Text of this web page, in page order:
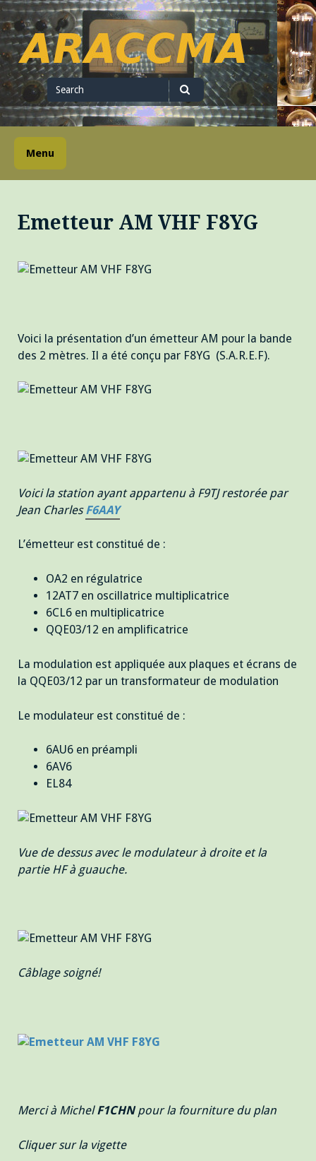
Skip
to
content
ARACCMA
Search
for
Search
Menu
Emetteur AM VHF F8YG
Voici la présentation d’un émetteur AM pour la bande
des 2 mètres. Il a été conçu par F8YG (S.A.R.E.F).
Voici la station ayant appartenu à F9TJ restorée par
Jean Charles F6AAY
L’émetteur est constitué de :
OA2 en régulatrice
12AT7 en oscillatrice multiplicatrice
6CL6 en multiplicatrice
QQE03/12 en amplificatrice
La modulation est appliquée aux plaques et écrans de
la QQE03/12 par un transformateur de modulation
Le modulateur est constitué de :
6AU6 en préampli
6AV6
EL84
Vue de dessus avec le modulateur à droite et la
partie HF à guauche.
Câblage soigné!
Merci à MichelF1CHNpour la fourniture du plan
Cliquer sur la vigette